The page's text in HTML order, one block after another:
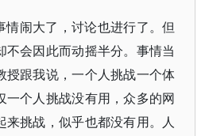
情闹大了，讨论也进行了。但
不会因此而动摇半分。事情当
授跟我说，一个人挑战一个体
一个人挑战没有用，众多的网
来挑战，似乎也都没有用。人